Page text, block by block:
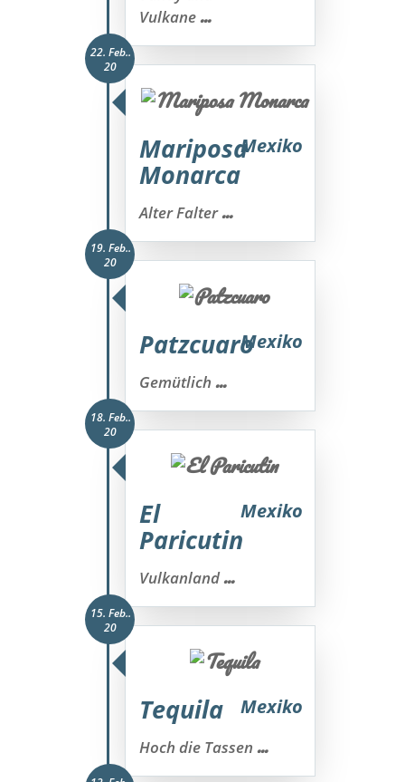
Vulkane...
22. Feb..
20
Mariposa
Monarca
Mexiko
Alter Falter...
19. Feb..
20
PatzcuaroMexiko
Gemütlich...
18. Feb..
20
El
Paricutin
Mexiko
Vulkanland...
15. Feb..
20
Tequila Mexiko
Hoch die Tassen...